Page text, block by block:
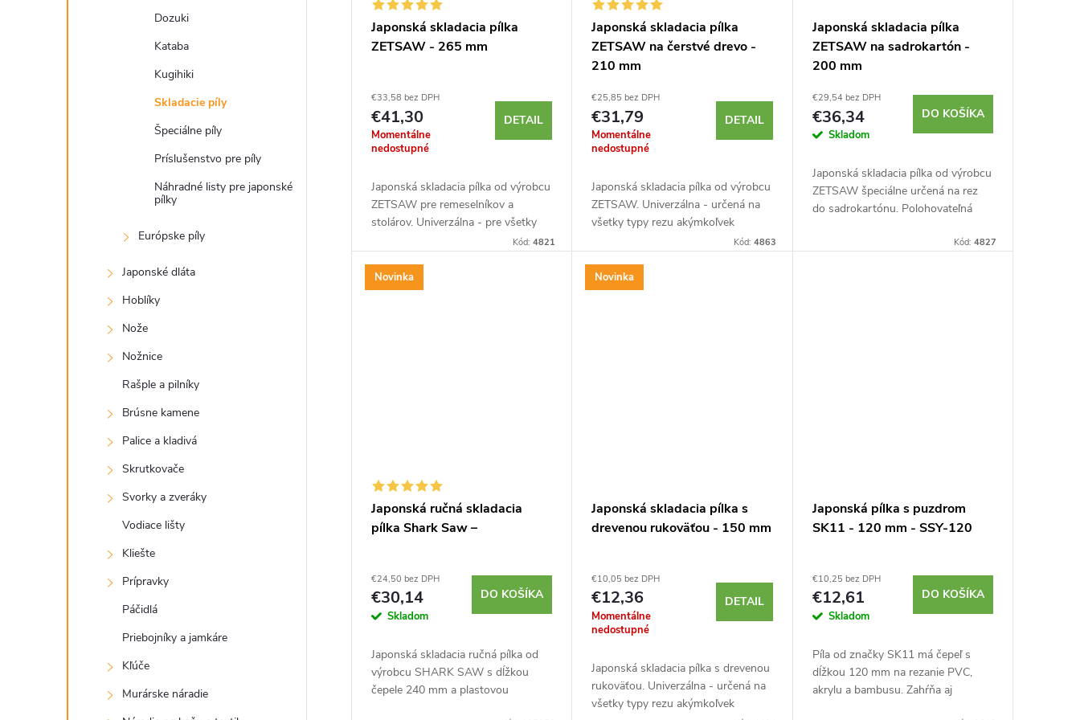
Dozuki
Kataba
Kugihiki
Skladacie píly
Špeciálne píly
Príslušenstvo pre píly
Náhradné listy pre japonské
pílky
Európske píly
Japonské dláta
Hoblíky
Nože
Nožnice
Rašple a pilníky
Brúsne kamene
Palice a kladivá
Skrutkovače
Svorky a zveráky
Vodiace lišty
Kliešte
Prípravky
Páčidlá
Priebojníky a jamkáre
Kľúče
Murárske náradie
o
v
o
Japonská skladacia pílka
ZETSAW - 265 mm
€33,58 bez DPH
€41,30
Momentálne
nedostupné
DETAIL
Japonská skladacia pílka od výrobcu
ZETSAW pre remeselníkov a
stolárov. Univerzálna - pre všetky
typy rezu akéhokoľvek dreva. Pulzne
zubov....
Kód:4821
Japonská skladacia pílka
ZETSAW na čerstvé drevo -
210 mm
€25,85 bez DPH
€31,79
Momentálne
nedostupné
DETAIL
Japonská skladacia pílka od výrobcu
ZETSAW. Univerzálna - určená na
všetky typy rezu akýmkoľvek
smerom. Ideálna na čerstvé drevo.
kalená...
Kód: 4863
Japonská skladacia pílka
ZETSAW na sadrokartón -
200 mm
€29,54 bez DPH
€36,34
Skladom
DO KOŠÍKA
Japonská skladacia pílka od výrobcu
ZETSAW špeciálne určená na rez
do sadrokartónu. Polohovateľná
Pulzne kalená poniklovaná čepeľ na
Kód: 4827
Novinka
Japonská ručná skladacia
pílka Shark Saw –
€24,50 bez DPH
€30,14
Skladom
DO KOŠÍKA
Japonská skladacia ručná pílka od
výrobcu SHARK SAW s dĺžkou
čepele 240 mm a plastovou
Novinka
Japonská skladacia pílka s
drevenou rukoväťou - 150 mm
€10,05 bez DPH
€12,36
Momentálne
nedostupné
DETAIL
Japonská skladacia pílka s drevenou
rukoväťou. Univerzálna - určená na
všetky typy rezu akýmkoľvek
Japonská pílka s puzdrom
SK11 - 120 mm - SSY-120
€10,25 bez DPH
€12,61
Skladom
DO KOŠÍKA
Píla od značky SK11 má čepeľ s
dĺžkou 120 mm na rezanie PVC,
akrylu a bambusu. Zahŕňa aj